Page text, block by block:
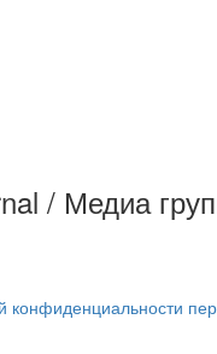
/ Медиа
конфиденциальности